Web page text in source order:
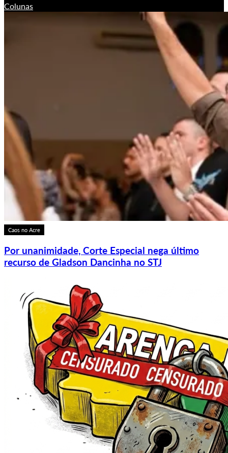
Colunas
Caos no Acre
Por unanimidade, Corte Especial nega último
recurso de Gladson Dancinha no STJ